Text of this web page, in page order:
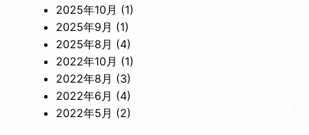
2025年10月 (1)
2025年9月 (1)
2025年8月 (4)
2022年10月 (1)
2022年8月 (3)
2022年6月 (4)
2022年5月 (2)